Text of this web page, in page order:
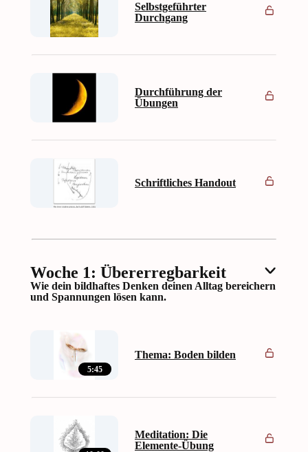
Selbstgeführter
Durchgang
Durchführung der
Übungen
Schriftliches Handout
Woche 1: Übererregbarkeit
Wie dein bildhaftes Denken deinen Alltag bereichern
und Spannungen lösen kann.
5:45
Thema: Boden bilden
Meditation: Die
Elemente-Übung